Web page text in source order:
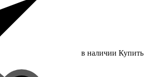
в наличии Купить